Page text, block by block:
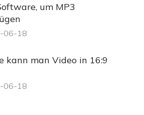
um MP3
06-18
kann man Video in 16:9
06-18